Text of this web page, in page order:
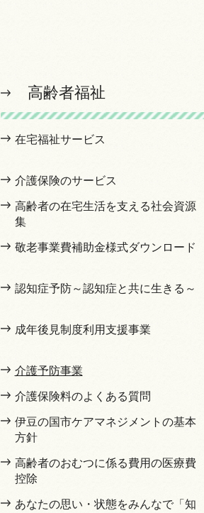
高齢者福祉
在宅福祉サービス
介護保険のサービス
高齢者の在宅生活を支える社会資源
集
敬老事業費補助金様式ダウンロード
認知症予防～認知症と共に生きる～
成年後見制度利用支援事業
介護予防事業
介護保険料のよくある質問
伊豆の国市ケアマネジメントの基本
方針
高齢者のおむつに係る費用の医療費
控除
あなたの思い・状態をみんなで「知